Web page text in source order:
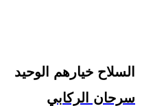
السلاح خيارهم الوحيد
سرحان الركابي